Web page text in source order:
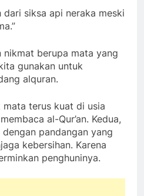
dari siksa api neraka meski
nikmat berupa mata yang
gunakan untuk
alquran.
terus kuat di usia
al-Qur’an. Kedua,
pandangan yang
kebersihan. Karena
penghuninya.